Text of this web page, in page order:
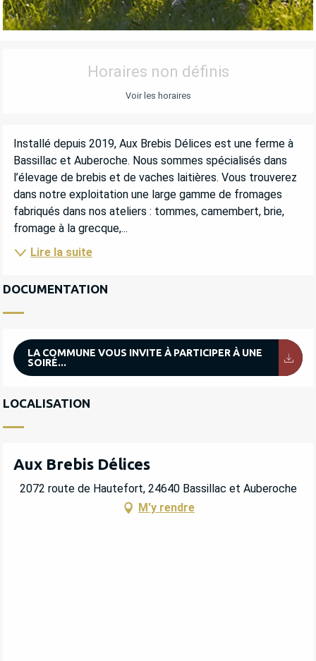
OUVERTURE ET COORDONNÉES
Horaires non définis
Voir les horaires
DESCRIPTION
Installé depuis 2019, Aux Brebis Délices est une ferme à
Bassillac et Auberoche. Nous sommes spécialisés dans
l’élevage de brebis et de vaches laitières. Vous trouverez
dans notre exploitation une large gamme de fromages
fabriqués dans nos ateliers : tommes, camembert, brie,
fromage à la grecque,...
Lire la suite
DOCUMENTATION
LA COMMUNE VOUS INVITE À PARTICIPER À UNE
SOIRÉ...
LOCALISATION
Aux Brebis Délices
2072 route de Hautefort, 24640 Bassillac et Auberoche
M'y rendre